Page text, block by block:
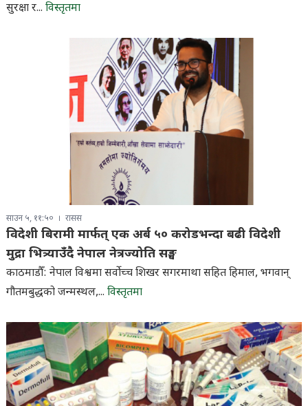
सुरक्षा र... विस्तृतमा
साउन ५, ११:५० रासस
विदेशी बिरामी मार्फत् एक अर्ब ५० करोडभन्दा बढी विदेशी
मुद्रा भित्र्याउँदै नेपाल नेत्रज्योति सङ्घ
काठमाडौँ: नेपाल विश्वमा सर्वाेच्च शिखर सगरमाथा सहित हिमाल, भगवान्
गौतमबुद्धको जन्मस्थल,... विस्तृतमा